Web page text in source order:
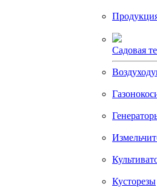
Садовая
Кусторезы